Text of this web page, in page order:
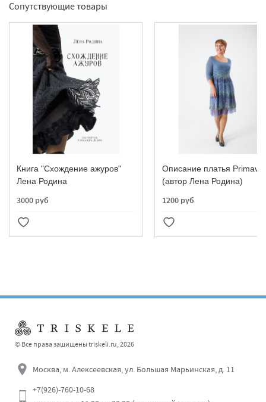
Отправить
Сопутствующие товары
Книга "Схождение ажуров"
Лена Родина
3000 руб
Описание платья
(автор Лена Родина)
1200 руб
© Все права защищены triskeli.ru, 2026
Москва, м. Алексеевская, ул. Большая Марьинская, д. 11
+7(926)-760-10-68